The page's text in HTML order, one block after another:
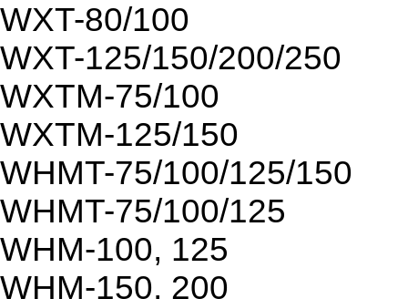
WXT-80/100
WXT-125/150/200/250
WXTM-75/100
WXTM-125/150
WHMT-75/100/125/150
WHMT-75/100/125
WHM-100, 125
WHM-150, 200